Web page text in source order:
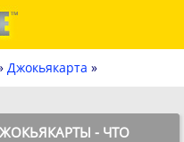
Джокьякарта »
- ЧТО